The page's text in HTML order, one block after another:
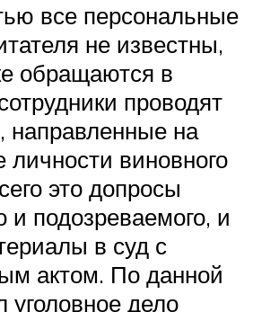
все персональные
не известны,
обращаются в
проводят
направленные на
личности виновного
это допросы
и подозреваемого, и
в суд с
актом. По данной
уголовное дело